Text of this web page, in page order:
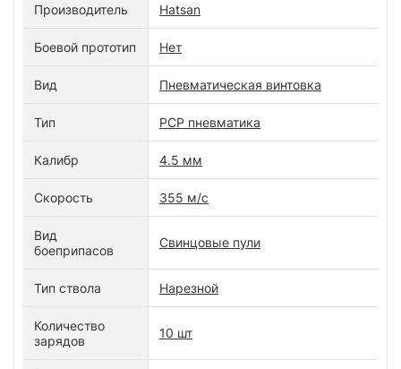
Производитель Hatsan
Боевой прототип Нет
Вид Пневматическая винтовка
Тип PCP пневматика
Калибр 4.5 мм
Скорость 355 м/с
Вид
боеприпасов
Свинцовые пули
Тип ствола Нарезной
Количество
зарядов
10 шт